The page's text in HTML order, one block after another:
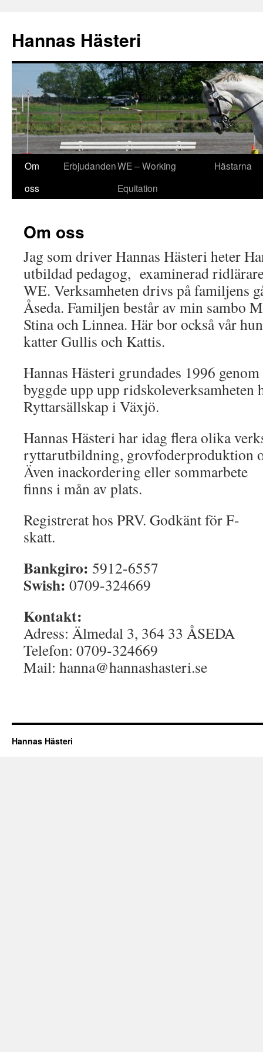
Hannas Hästeri
Hoppa
till
Om
oss
ErbjudandenWE – Working
Equitation
Hästarna
Om oss
Jag som driver Hannas Hästeri heter
utbildad pedagog, examinerad
WE. Verksamheten drivs på familjens
Åseda. Familjen består av min sambo
Stina och Linnea. Här bor också vår
katter Gullis och Kattis.
Hannas Hästeri grundades 1996
byggde upp upp ridskoleverksamheten
Ryttarsällskap i Växjö.
Hannas Hästeri har idag flera olika
ryttarutbildning, grovfoderproduktion
Även inackordering eller sommarbete
finns i mån av plats.
Registrerat hos PRV. Godkänt för F-
skatt.
Bankgiro: 5912-6557
Swish: 0709-324669
Kontakt:
Adress: Älmedal 3, 364 33 ÅSEDA
Telefon: 0709-324669
Mail: hanna@hannashasteri.se
Hannas Hästeri